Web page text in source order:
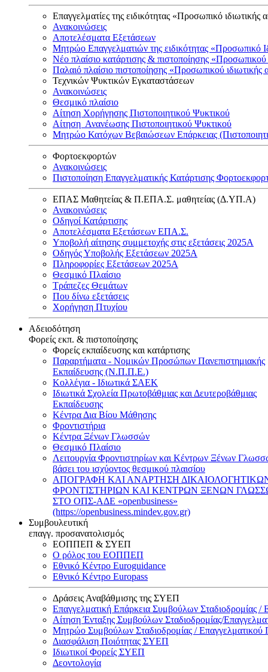
Επαγγελματίες της ειδικότητας «Προσωπικό ιδιωτικής
Ανακοινώσεις
Αποτελέσματα Εξετάσεων
Μητρώο Επαγγελματιών της ειδικότητας «Προσωπικό
Νέο πλαίσιο κατάρτισης & πιστοποίησης «Προσωπικού
Παλαιό πλαίσιο πιστοποίησης «Προσωπικού
Τεχνικών Ψυκτικών Εγκαταστάσεων
Ανακοινώσεις
Θεσμικό πλαίσιο
Αίτηση Χορήγησης Πιστοποιητικού Ψυκτικού
Αίτηση Ανανέωσης Πιστοποιητικού Ψυκτικού
Μητρώο Κατόχων Βεβαιώσεων Επάρκειας
Φορτοεκφορτών
Ανακοινώσεις
Πιστοποίηση Επαγγελματικής Κατάρτισης
ΕΠΑΣ Μαθητείας & Π.ΕΠΑ.Σ. μαθητείας (Δ.ΥΠ.Α)
Ανακοινώσεις
Oδηγοί Κατάρτισης
Αποτελέσματα Εξετάσεων ΕΠΑ.Σ.
Υποβολή αίτησης συμμετοχής στις εξετάσεις 2025Α
Οδηγός Υποβολής Εξετάσεων 2025A
Πληροφορίες Εξετάσεων 2025Α
Θεσμικό Πλαίσιο
Τράπεζες Θεμάτων
Που δίνω εξετάσεις
Χορήγηση Πτυχίου
Αδειοδότηση
Φορείς εκπ. & πιστοποίησης
Φορείς εκπαίδευσης και κατάρτισης
Παραρτήματα - Νομικών Προσώπων Πανεπιστημιακής
Εκπαίδευσης (Ν.Π.Π.Ε.)
Κολλέγια - Ιδιωτικά ΣΑΕΚ
Ιδιωτικά Σχολεία Πρωτοβάθμιας και Δευτεροβάθμιας
Εκπαίδευσης
Κέντρα Δια Βίου Μάθησης
Φροντιστήρια
Κέντρα Ξένων Γλωσσών
Θεσμικό Πλαίσιο
Λειτουργία Φροντιστηρίων και Κέντρων Ξένων
βάσει του ισχύοντος θεσμικού πλαισίου
ΑΠΟΓΡΑΦΗ ΚΑΙ ΑΝΑΡΤΗΣΗ
ΦΡΟΝΤΙΣΤΗΡΙΩΝ ΚΑΙ ΚΕΝΤΡΩΝ ΞΕΝΩΝ
ΣΤΟ ΟΠΣ-ΑΔΕ «openbusiness»
(https://openbusiness.mindev.gov.gr)
Συμβουλευτική
επαγγ. προσανατολισμός
ΕΟΠΠΕΠ & ΣΥΕΠ
Ο ρόλος του ΕΟΠΠΕΠ
Εθνικό Κέντρο Euroguidance
Εθνικό Κέντρο Europass
Δράσεις Αναβάθμισης της ΣΥΕΠ
Επαγγελματική Επάρκεια Συμβούλων Σταδιοδρομίας /
Αίτηση Ένταξης Συμβούλων Σταδιοδρομίας/
Μητρώο Συμβούλων Σταδιοδρομίας / Επαγγελματικού
Διασφάλιση Ποιότητας ΣΥΕΠ
Ιδιωτικοί Φορείς ΣΥΕΠ
Δεοντολογία